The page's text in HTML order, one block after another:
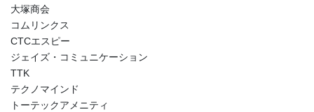
大塚商会
コムリンクス
CTCエスピー
ジェイズ・コミュニケーション
TTK
テクノマインド
トーテックアメニティ